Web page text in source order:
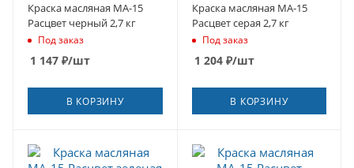
Краска масляная МА-15
Расцвет черный 2,7 кг
Под заказ
1 147 ₽/шт
В КОРЗИНУ
Краска масляная МА-15
Расцвет серая 2,7 кг
Под заказ
1 204₽/шт
В КОРЗИНУ